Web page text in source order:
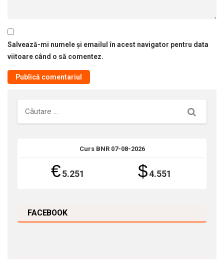
Salvează-mi numele și emailul în acest navigator pentru data
viitoare când o să comentez.
Căutare
Curs BNR 07-08-2026
€5.251 $4.551
FACEBOOK